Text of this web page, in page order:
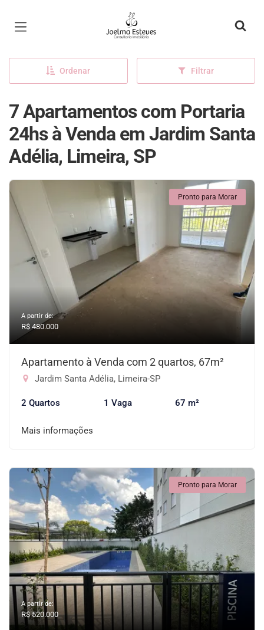
Página inicial
Ordenar Filtrar
7 Apartamentos com Portaria
24hs à Venda em Jardim Santa
Adélia, Limeira, SP
Pronto para Morar
A partir de:
R$ 480.000
Apartamento à Venda com 2 quartos, 67m²
Jardim Santa Adélia, Limeira-SP
2 Quartos 1 Vaga 67 m²
Mais informações
Pronto para Morar
A partir de:
R$ 520.000